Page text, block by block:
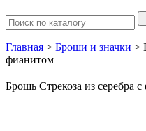
Главная > Броши и значки >
фианитом
Брошь Стрекоза из серебра